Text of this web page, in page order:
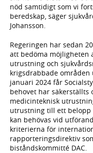
nöd samtidigt som vi
beredskap, säger
Johansson.
Regeringen har sedan
att bedöma möjligheten
utrustning och
krigsdrabbade
januari 2024 får
behovet har säkerställts
medicinteknisk
utrustning till ett belopp
kan behövas vid
kriterierna för
rapporteringsdirektiv
biståndskommitté DAC.